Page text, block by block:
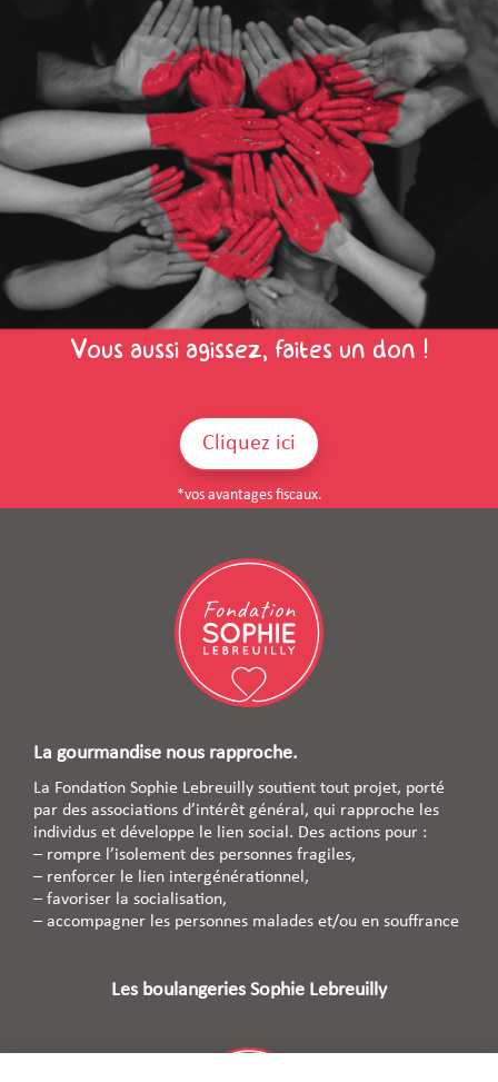
Vous aussi agissez, faites un don !
Cliquez ici
*vos avantages fiscaux.
La gourmandise nous rapproche.
La Fondation Sophie Lebreuilly soutient tout projet, porté
par des associations d’intérêt général, qui rapproche les
individus et développe le lien social. Des actions pour :
– rompre l’isolement des personnes fragiles,
– renforcer le lien intergénérationnel,
– favoriser la socialisation,
– accompagner les personnes malades et/ou en souffrance
Les boulangeries Sophie Lebreuilly